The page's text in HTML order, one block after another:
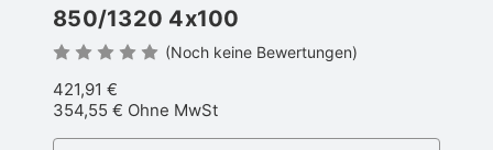
850/1320 4x100
(Noch keine Bewertungen)
421,91 €
354,55 € Ohne MwSt